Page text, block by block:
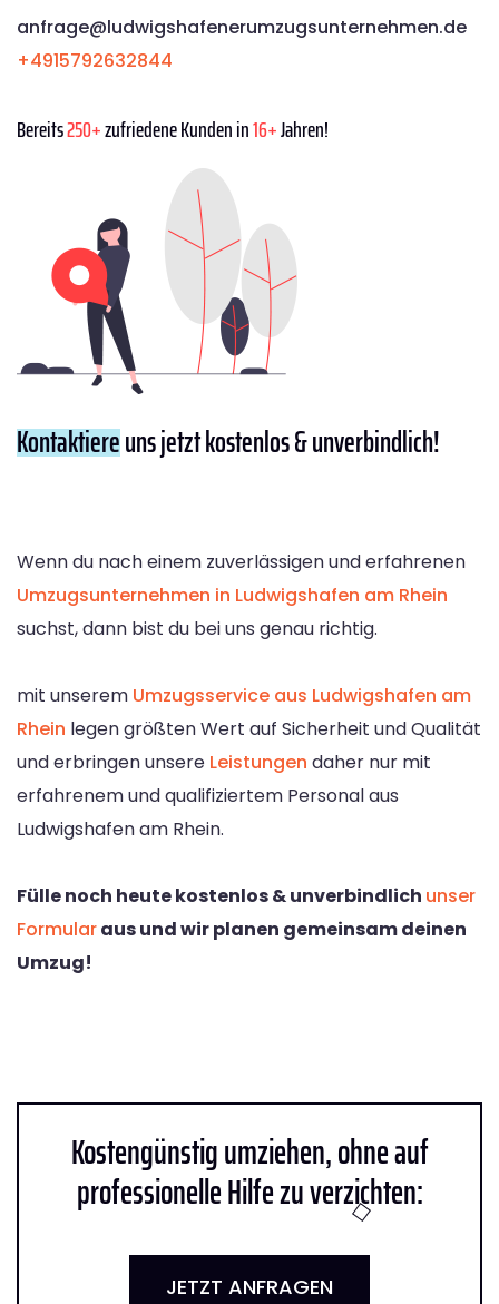
anfrage@ludwigshafenerumzugsunternehmen.de
+4915792632844
Bereits250+zufriedene Kunden in16+Jahren!
Kontaktiereuns jetzt kostenlos & unverbindlich!
Wenn du nach einem zuverlässigen und erfahrenen
Umzugsunternehmen in Ludwigshafen am Rhein
suchst, dann bist du bei uns genau richtig.
mit unserem Umzugsservice aus Ludwigshafen am
Rhein legen größten Wert auf Sicherheit und Qualität
und erbringen unsere Leistungen daher nur mit
erfahrenem und qualifiziertem Personal aus
Ludwigshafen am Rhein.
Fülle noch heute kostenlos & unverbindlich unser
Formularaus und wir planen gemeinsam deinen
Umzug!
Kostengünstig umziehen, ohne auf
professionelle Hilfe zu verzichten:
JETZT ANFRAGEN